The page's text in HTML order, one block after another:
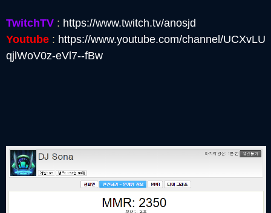
TwitchTV : https://www.twitch.tv/anosjd
Youtube : https://www.youtube.com/channel/UCXvLU
qjlWoV0z-eVl7--fBw